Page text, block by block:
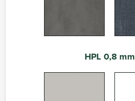
HPL 0,8 mm